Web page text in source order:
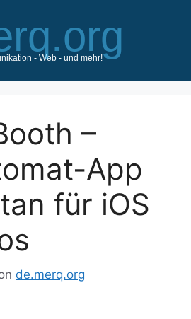
–
App
für iOS
de.merq.org